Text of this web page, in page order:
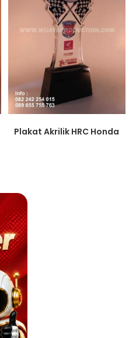
Plakat Akrilik HRC Honda